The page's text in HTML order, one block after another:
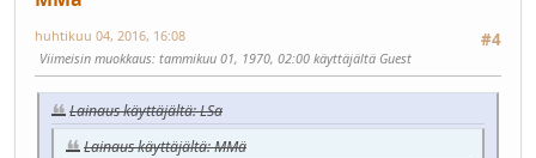
#4
huhtikuu 04, 2016, 16:08
Viimeisin muokkaus: tammikuu 01, 1970, 02:00 käyttäjältä Guest
Lainaus käyttäjältä: LSa
Lainaus käyttäjältä: MMä